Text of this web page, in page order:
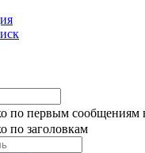
по первым сообщениям
по заголовкам